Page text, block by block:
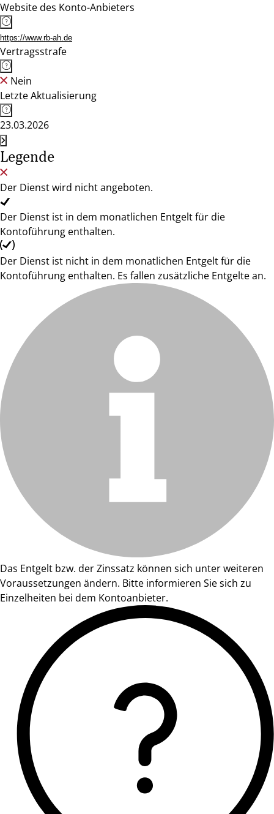
Website des Konto-Anbieters
https://www.rb-ah.de
Vertragsstrafe
Nein
Letzte Aktualisierung
23.03.2026
Legende
Der Dienst wird nicht angeboten.
Der Dienst ist in dem monatlichen Entgelt für die
Kontoführung enthalten.
Der Dienst ist nicht in dem monatlichen Entgelt für die
Kontoführung enthalten. Es fallen zusätzliche Entgelte an.
Das Entgelt bzw. der Zinssatz können sich unter weiteren
Voraussetzungen ändern. Bitte informieren Sie sich zu
Einzelheiten bei dem Kontoanbieter.